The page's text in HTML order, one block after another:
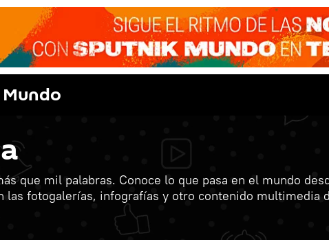
Mundo
que mil palabras. Conoce lo que pasa en el mundo
las fotogalerías, infografías y otro contenido multimedia